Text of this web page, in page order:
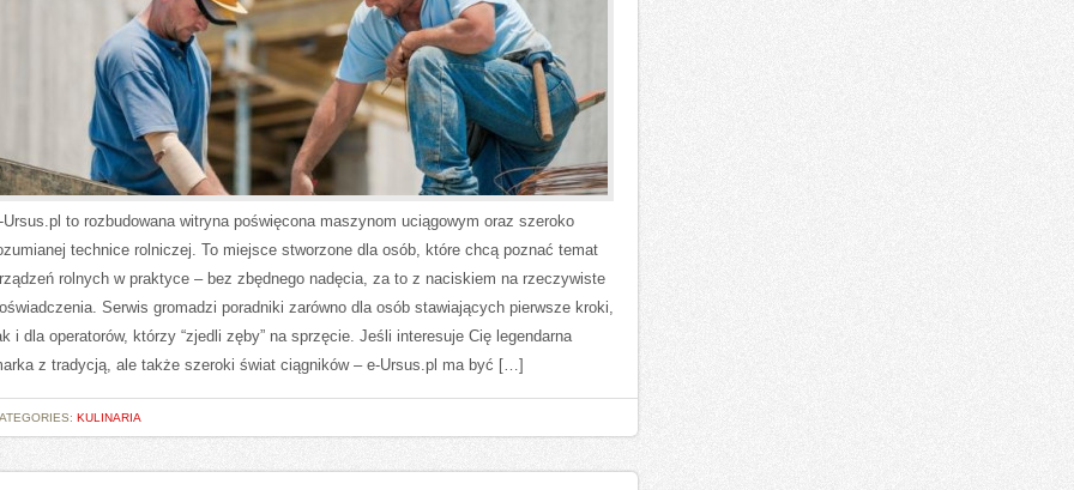
Ursus.pl to rozbudowana witryna poświęcona maszynom uciągowym oraz szeroko
technice rolniczej. To miejsce stworzone dla osób, które chcą poznać temat
rolnych w praktyce – bez zbędnego nadęcia, za to z naciskiem na rzeczywiste
Serwis gromadzi poradniki zarówno dla osób stawiających pierwsze kroki,
i dla operatorów, którzy “zjedli zęby” na sprzęcie. Jeśli interesuje Cię legendarna
z tradycją, ale także szeroki świat ciągników – e-Ursus.pl ma być […]
KULINARIA